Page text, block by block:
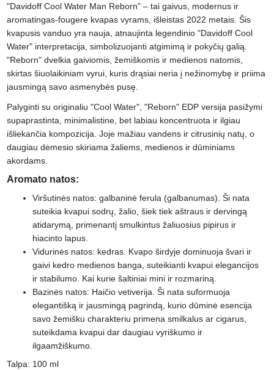
"Davidoff Cool Water Man Reborn" – tai gaivus, modernus ir
aromatingas-fougere kvapas vyrams, išleistas 2022 metais. Šis
kvapusis vanduo yra nauja, atnaujinta legendinio "Davidoff Cool
Water" interpretacija, simbolizuojanti atgimimą ir pokyčių galią.
"Reborn" dvelkia gaiviomis, žemiškomis ir medienos natomis,
skirtas šiuolaikiniam vyrui, kuris drąsiai neria į nežinomybę ir priima
jausmingą savo asmenybės pusę.
Palyginti su originaliu "Cool Water", "Reborn" EDP versija pasižymi
supaprastinta, minimalistine, bet labiau koncentruota ir ilgiau
išliekančia kompozicija. Joje mažiau vandens ir citrusinių natų, o
daugiau dėmesio skiriama žaliems, medienos ir dūminiams
akordams.
Aromato natos:
Viršutinės natos: galbaninė ferula (galbanumas). Ši nata
suteikia kvapui sodrų, žalio, šiek tiek aštraus ir dervingą
atidarymą, primenantį smulkintus žaliuosius pipirus ir
hiacinto lapus.
Vidurinės natos: kedras. Kvapo širdyje dominuoja švari ir
gaivi kedro medienos banga, suteikianti kvapui elegancijos
ir stabilumo. Kai kurie šaltiniai mini ir rozmariną.
Bazinės natos: Haičio vetiverija. Ši nata suformuoja
elegantišką ir jausmingą pagrindą, kurio dūminė esencija
savo žemišku charakteriu primena smilkalus ar cigarus,
suteikdama kvapui dar daugiau vyriškumo ir
ilgaamžiškumo.
Talpa: 100 ml